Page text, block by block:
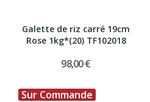
Galette de riz carré 19cm
Rose 1kg*(20) TF102018
98,00 €
Sur Commande